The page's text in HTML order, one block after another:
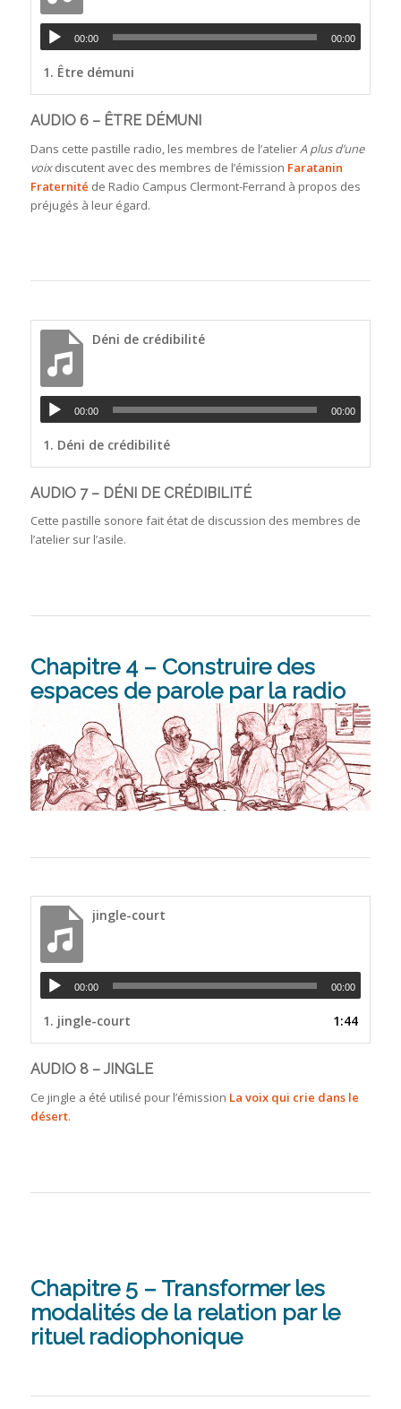
00:00 00:00
1. Être démuni
AUDIO 6 – ÊTRE DÉMUNI
Dans cette pastille radio, les membres de l’atelier A plus d’une
voixdiscutent avec des membres de l’émission Faratanin
Fraternité de Radio Campus Clermont-Ferrand à propos des
préjugés à leur égard.
Déni de crédibilité
00:00 00:00
1. Déni de crédibilité
AUDIO 7 – DÉNI DE CRÉDIBILITÉ
Cette pastille sonore fait état de discussion des membres de
l’atelier sur l’asile.
Chapitre 4 – Construire des
espaces de parole par la radio
jingle-court
00:00 00:00
1. jingle-court 1:44
AUDIO 8 – JINGLE
Ce jingle a été utilisé pour l’émission La voix qui crie dans le
désert.
Chapitre 5 – Transformer les
modalités de la relation par le
rituel radiophonique